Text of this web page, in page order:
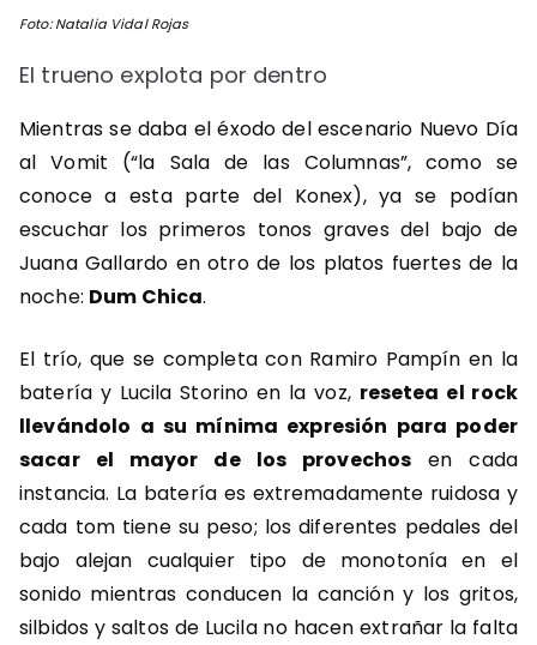
Foto: Natalia Vidal Rojas
El trueno explota por dentro
Mientras se daba el éxodo del escenario Nuevo Día
al Vomit (“la Sala de las Columnas”, como se
conoce a esta parte del Konex), ya se podían
escuchar los primeros tonos graves del bajo de
Juana Gallardo en otro de los platos fuertes de la
noche: Dum Chica.
El trío, que se completa con Ramiro Pampín en la
batería y Lucila Storino en la voz, resetea el rock
llevándolo a su mínima expresión para poder
sacar el mayor de los provechos en cada
instancia. La batería es extremadamente ruidosa y
cada tom tiene su peso; los diferentes pedales del
bajo alejan cualquier tipo de monotonía en el
sonido mientras conducen la canción y los gritos,
silbidos y saltos de Lucila no hacen extrañar la falta